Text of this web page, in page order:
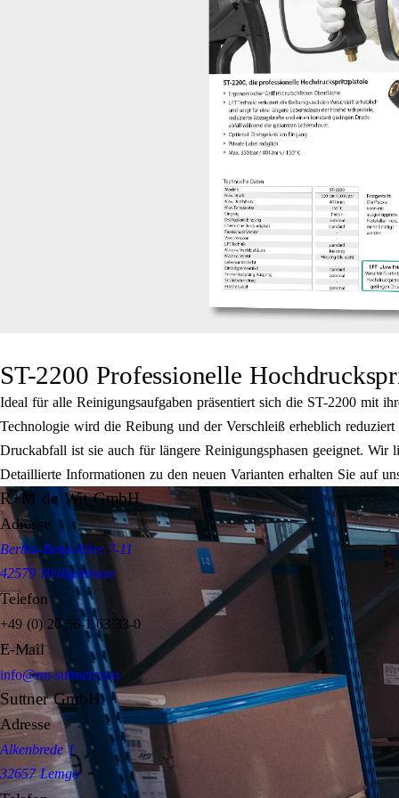
ST-2200 Professionelle
Ideal für alle Reinigungsaufgaben präsentiert sich die ST-2200 mit
Technologie wird die Reibung und der Verschleiß erheblich
Druckabfall ist sie auch für längere Reinigungsphasen geeignet.
Detaillierte Informationen zu den neuen Varianten erhalten Sie auf
R+M de Wit GmbH
Adresse
Bertha-Benz-Allee 7-11
42579 Heiligenhaus
Telefon
+49 (0) 20 56-1 63 33-0
E-Mail
info@rm-suttner.com
Suttner GmbH
Adresse
Alkenbrede 1
32657 Lemgo